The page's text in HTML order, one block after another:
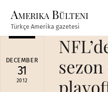
content
Amerika Bülteni
Türkçe Amerika gazetesi
DECEMBER
31
2012